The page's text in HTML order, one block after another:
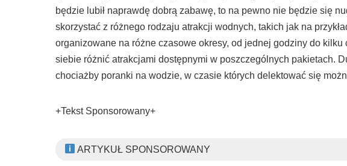
będzie lubił naprawdę dobrą zabawę, to na pewno nie będzie się
skorzystać z różnego rodzaju atrakcji wodnych, takich jak na
organizowane na różne czasowe okresy, od jednej godziny do kilku
siebie różnić atrakcjami dostępnymi w poszczególnych pakietach.
chociażby poranki na wodzie, w czasie których delektować się
+Tekst Sponsorowany+
ARTYKUŁ SPONSOROWANY